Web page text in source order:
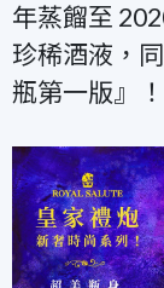
年蒸餾至
珍稀酒液，
瓶第一版』！